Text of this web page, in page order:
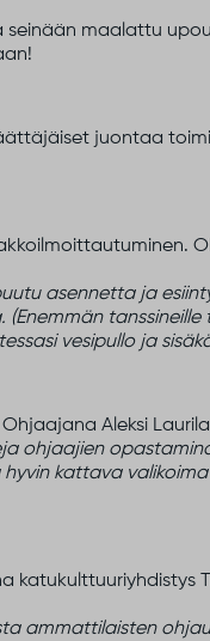
maalattu
juontaa
asennetta ja
vesipullo ja
Aleksi
ohjaajien
kattava
katukulttuuriyhdistys
ammattilaisten